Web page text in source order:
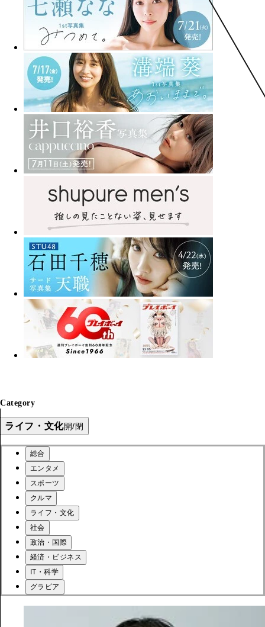
Category
ライフ・文化開/閉
総合
エンタメ
スポーツ
クルマ
ライフ・文化
社会
政治・国際
経済・ビジネス
IT・科学
グラビア